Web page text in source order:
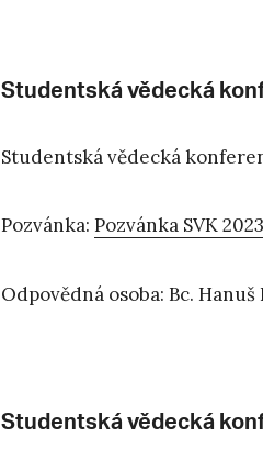
Studentská vědecká
Studentská vědecká
Pozvánka: Pozvánka SVK 2023
Odpovědná osoba: Bc.
Studentská vědecká